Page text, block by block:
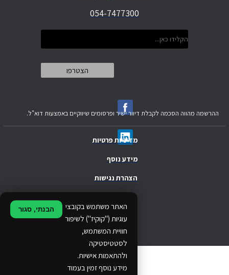
054-7477300
מדיניות פרטיות
האתר משתמש בקובצי
עוגיות ("קוקיז") לשיפור
חוויית המשתמש,
לסטטיסטיקה
ולהתאמות אישיות.
מידע נוסף זמין בעמוד
הבנתי, סגור
מידע נוסף
.
הצהרת נגישות
ההרשמה מהווה הסכמה לקבלת דיוור ישיר ופרסומים שיווקיים באמצעות דוא"ל.
© 2024 Ethos Business. All rights reserved.